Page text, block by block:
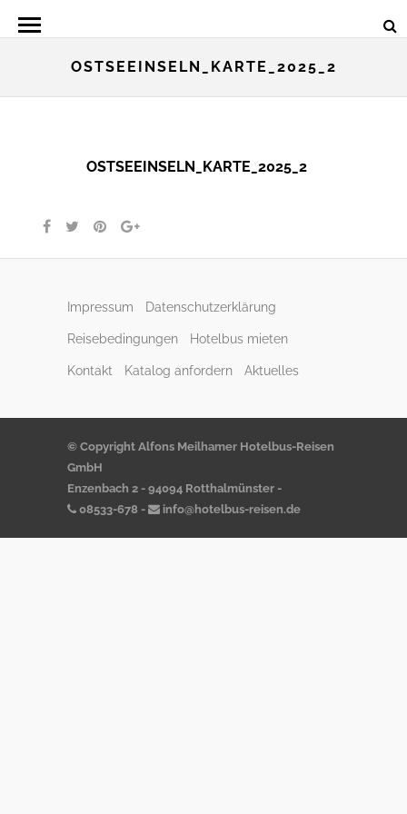
OSTSEEINSELN_KARTE_2025_2
OSTSEEINSELN_KARTE_2025_2
Impressum Datenschutzerklärung
Reisebedingungen Hotelbus mieten
Kontakt Katalog anfordern Aktuelles
© Copyright Alfons Meilhamer Hotelbus-Reisen
GmbH
Enzenbach 2 - 94094 Rotthalmünster -
08533-678 - info@hotelbus-reisen.de